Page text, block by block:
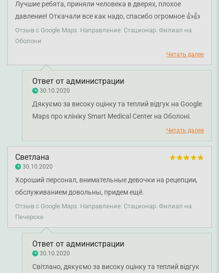
Лучшие ребята, приняли человека в дверях, плохое
давление! Откачали все как надо, спасибо огромное 👍👍
💪💪💪
Отзыв с Google Maps. Направление: Стационар. Филиал на
Оболони
Читать далее
Ответ от администрации
30.10.2020
Дякуємо за високу оцінку та теплий відгук на Google
Maps про клініку Smart Medical Center на Оболоні.
Нам дуже приємно, що ви залишилися задоволені
візитом та сервісом медичного центру. Дякуємо за
довіру і щиро бажаємо вам міцного здоров'я!
Читать далее
Светлана
30.10.2020
Хороший персонал, внимательные девочки на рецепции,
обслуживанием довольны, придем ещё.
Отзыв с Google Maps. Направление: Стационар. Филиал на
Печерске
Ответ от администрации
30.10.2020
Світлано, дякуємо за високу оцінку та теплий відгук